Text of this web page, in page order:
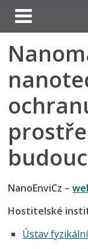
NanoEnviCz –
Hostitelské
Ústav fyzikální